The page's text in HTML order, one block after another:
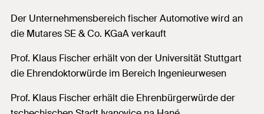
Der Unternehmensbereich fischer Automotive wird an
die Mutares SE & Co. KGaA verkauft
Prof. Klaus Fischer erhält von der Universität Stuttgart
die Ehrendoktorwürde im Bereich Ingenieurwesen
Prof. Klaus Fischer erhält die Ehrenbürgerwürde der